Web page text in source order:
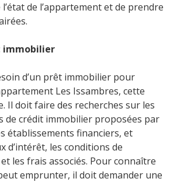
de l’appartement et de prendre
immobilier
d’un prêt immobilier pour
Les Issambres, cette
Il doit faire des recherches sur les
de crédit immobilier proposées par
établissements financiers, et
d’intérêt, les conditions de
les frais associés. Pour connaître
emprunter, il doit demander une